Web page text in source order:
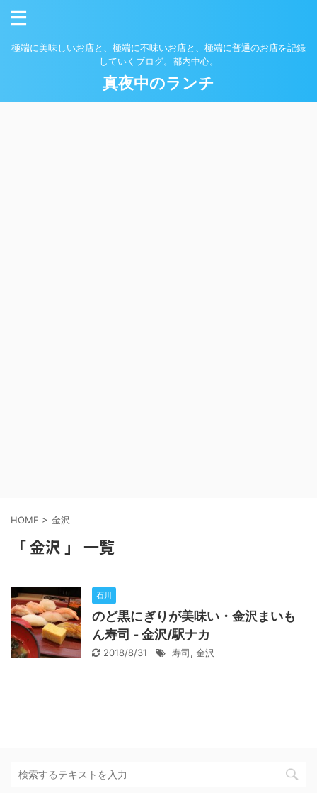
極端に美味しいお店と、極端に不味いお店と、極端に普通のお店を記録
していくブログ。都内中心。
真夜中のランチ
HOME > 金沢
「 金沢 」 一覧
石川
のど黒にぎりが美味い・金沢まいも
ん寿司 - 金沢/駅ナカ
2018/8/31 寿司, 金沢